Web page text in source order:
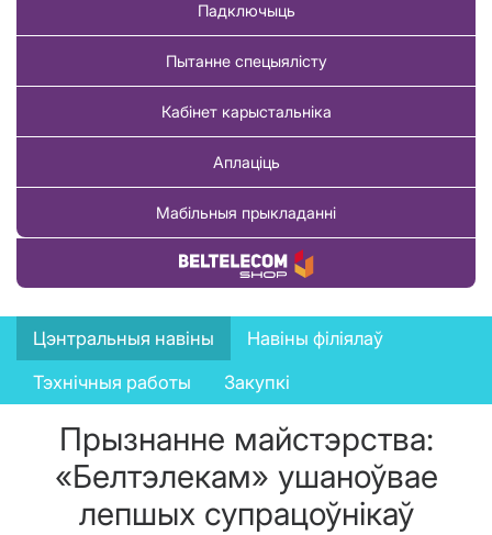
Падключыць
Пытанне спецыялісту
Кабінет карыстальніка
Аплаціць
Мабільныя прыкладанні
Купіць тавар
News
menu
Цэнтральныя навіны
Навіны філіялаў
Тэхнічныя работы
Закупкі
Прызнанне майстэрства:
«Белтэлекам» ушаноўвае
лепшых супрацоўнікаў